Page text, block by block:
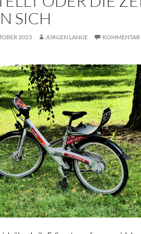
SICH
2023 JÜRGEN LANGE
KOMMENTAR